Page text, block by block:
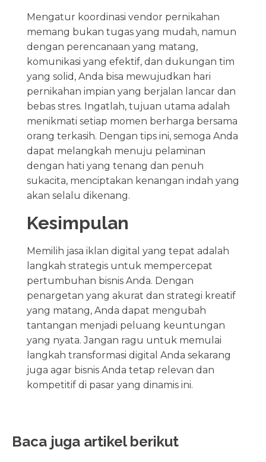
Mengatur koordinasi vendor pernikahan
memang bukan tugas yang mudah, namun
dengan perencanaan yang matang,
komunikasi yang efektif, dan dukungan tim
yang solid, Anda bisa mewujudkan hari
pernikahan impian yang berjalan lancar dan
bebas stres. Ingatlah, tujuan utama adalah
menikmati setiap momen berharga bersama
orang terkasih. Dengan tips ini, semoga Anda
dapat melangkah menuju pelaminan
dengan hati yang tenang dan penuh
sukacita, menciptakan kenangan indah yang
akan selalu dikenang.
Kesimpulan
Memilih jasa iklan digital yang tepat adalah
langkah strategis untuk mempercepat
pertumbuhan bisnis Anda. Dengan
penargetan yang akurat dan strategi kreatif
yang matang, Anda dapat mengubah
tantangan menjadi peluang keuntungan
yang nyata. Jangan ragu untuk memulai
langkah transformasi digital Anda sekarang
juga agar bisnis Anda tetap relevan dan
kompetitif di pasar yang dinamis ini.
Baca juga artikel berikut